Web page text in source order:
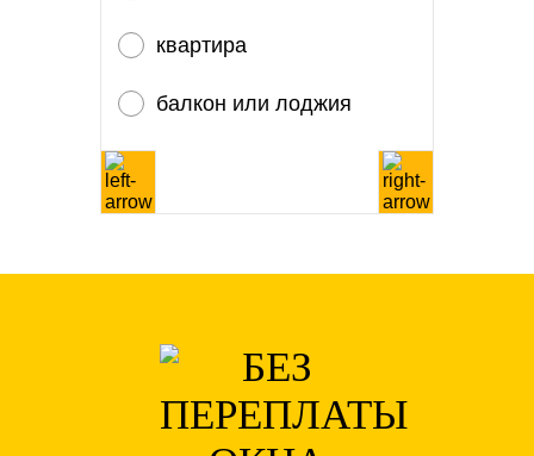
квартира
балкон или лоджия